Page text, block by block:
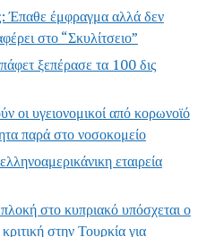
Έπαθε έμφραγμα αλλά δεν
στο “Σκυλίτσειο”
ξεπέρασε τα 100 δις
οι υγειονομικοί από κορωνοϊό
παρά στο νοσοκομείο
εταιρεία
στο κυπριακό υπόσχεται ο
στην Τουρκία για